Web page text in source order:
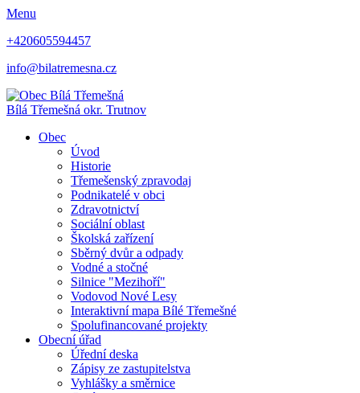
Menu
+420605594457
info@bilatremesna.cz
Bílá Třemešná okr. Trutnov
Obec
Úvod
Historie
Třemešenský zpravodaj
Podnikatelé v obci
Zdravotnictví
Sociální oblast
Školská zařízení
Sběrný dvůr a odpady
Vodné a stočné
Silnice "Mezihoří"
Vodovod Nové Lesy
Interaktivní mapa Bílé Třemešné
Spolufinancované projekty
Obecní úřad
Úřední deska
Zápisy ze zastupitelstva
Vyhlášky a směrnice